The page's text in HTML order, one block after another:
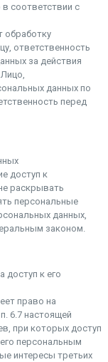
соответствии с
обработку
ответственность
за действия
данных по
перед
доступ к
раскрывать
персональные
данных,
законом.
доступ к его
право на
6.7 настоящей
при которых доступ
персональным
интересы третьих